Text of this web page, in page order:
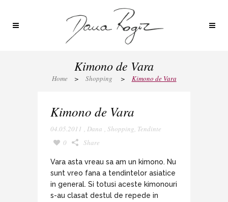
Kimono de Vara
Home > Shopping > Kimono de Vara
Kimono de Vara
04.05.2011 , Dana , Shopping, Tendinte
0
Share
Vara asta vreau sa am un kimono. Nu
sunt vreo fana a tendintelor asiatice
in general. Si totusi aceste kimonouri
s-au clasat destul de repede in